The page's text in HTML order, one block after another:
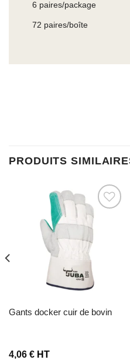
6 paires/package
72 paires/boîte
PRODUITS
Ajouter à la liste d’envies
gants docker cuir de bovin
4,06 €HT